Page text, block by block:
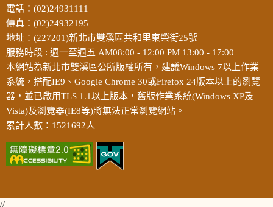
電話：(02)24931111
傳真：(02)24932195
地址：(227201)新北市雙溪區共和里東榮街25號
服務時段 : 週一至週五 AM08:00 - 12:00 PM 13:00 - 17:00
本網站為新北市雙溪區公所版權所有，建議Windows 7以上作業
系統，搭配IE9、Google Chrome 30或Firefox 24版本以上的瀏覽
器，並已啟用TLS 1.1以上版本，舊版作業系統(Windows XP及
Vista)及瀏覽器(IE8等)將無法正常瀏覽網站。
累計人數：1521692人
//